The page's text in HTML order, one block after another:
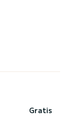
Gratis